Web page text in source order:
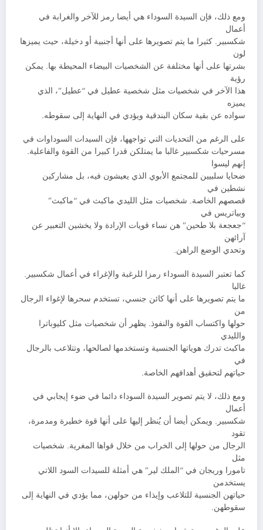
ومع ذلك، فإن السيدة السوداء هي أيضا رمز للآخر والغرابة في
أعمال
شكسبير. كثيرا ما يتم تصويرها على أنها أجنبية أو دخيلة، حيث يميزها
لون
بشرتها على أنها مختلفة عن الشخصيات البيضاء المحيطة بها. يمكن
رؤية
هذا الآخر في شخصيات مثل شخصية عطيل في “عطيل”، الذي
يميزه
سواده عن بقية سكان البندقية ويؤدي في النهاية إلى سقوطه.
على الرغم من التحديات التي تواجهها، فإن السيدات السوداوات في
مسرحيات شكسبير غالبا ما يمتلكن قدرا كبيرا من القوة والفاعلية.
إنهم ليسوا
ضحايا سلبيين للمجتمع الأبوي الذي يعيشون فيه، بل مشاركين
نشطين في
قصصهم الخاصة. شخصيات مثل الليدي ماكبث في “ماكبث”
وبياتريس في
“جعجعة بلا طحين” هن نساء قويات الإرادة ولا يخشين التعبير عن
آرائهن
وتحدي الوضع الراهن.
كما تعتبر السيدة السوداء رمزا للرغبة والإغراء في أعمال شكسبير.
غالبا
ما يتم تصويرها على أنها كائن جنسي، تستخدم سحرها لإغواء الرجال
من
حولها واكتساب القوة والنفوذ. يظهر أن شخصيات مثل كليوباترا
والليدي
ماكبث تدرك هوياتها الجنسية وتستخدمها لصالحها، وتتلاعب بالرجال
في
حياتهم لتحقيق أهدافهم الخاصة.
ومع ذلك، لا يتم تصوير السيدة السوداء دائما في ضوء إيجابي في
أعمال
شكسبير. ويمكن أيضا أن يُنظر إليها على أنها قوة خطيرة ومدمرة،
تقود
الرجال من حولها إلى الخراب من خلال قواها المغرية. شخصيات
مثل
تامورا وريجان في “الملك لير” هي أمثلة للسيدات السود اللاتي
يستخدمن
حياتهن الجنسية للتلاعب وإيذاء من حولهن، مما يؤدي في النهاية إلى
سقوطهن.